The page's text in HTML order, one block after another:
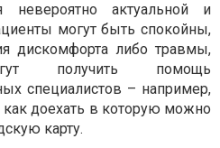
невероятно актуальной и
могут быть спокойны,
дискомфорта либо травмы,
получить помощь
специалистов – например,
доехать в которую можно
карту.